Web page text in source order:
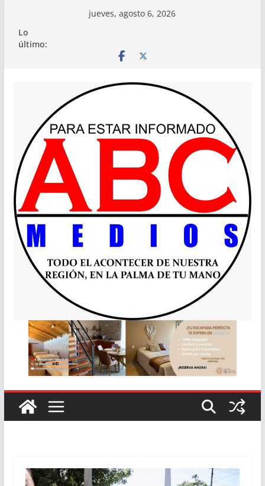
contenido
jueves, agosto 6, 2026
Lo
último: